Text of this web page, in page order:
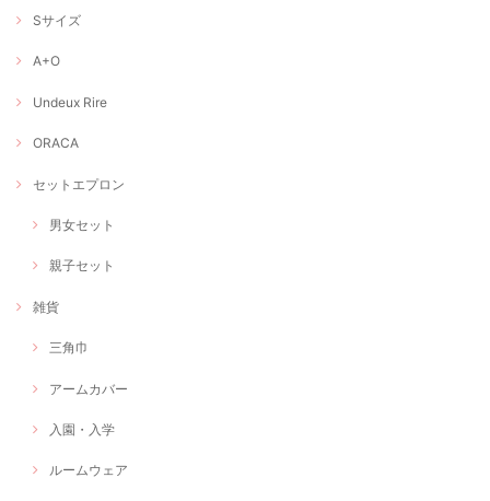
Sサイズ
A+O
Undeux Rire
ORACA
セットエプロン
男女セット
親子セット
雑貨
三角巾
アームカバー
入園・入学
ルームウェア